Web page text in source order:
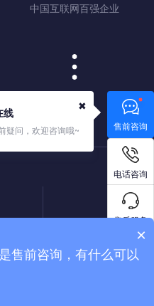
中国互联网百强企业
查看更多
售前咨询
线
疑问，欢迎咨询哦~
✖
电话咨询
售后服务
×
售前咨询，有什么可以